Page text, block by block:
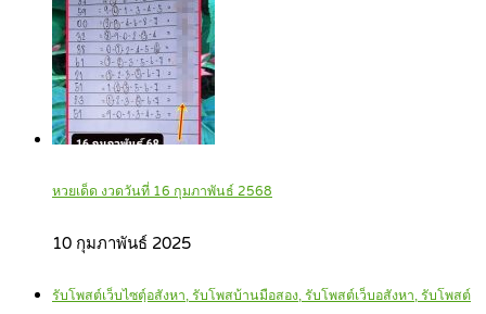
หวยเด็ด งวดวันที่ 16 กุมภาพันธ์ 2568
10 กุมภาพันธ์ 2025
รับโพสต์เว็บไซตฺ์อสังหา, รับโพสบ้านมือสอง, รับโพสต์เว็บอสังหา, รับโพสต์